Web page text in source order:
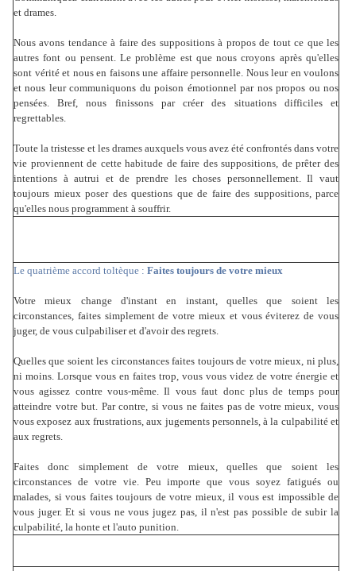
et drames.
Nous avons tendance à faire des suppositions à propos de tout ce que les
autres font ou pensent. Le problème est que nous croyons après qu'elles
sont vérité et nous en faisons une affaire personnelle. Nous leur en voulons
et nous leur communiquons du poison émotionnel par nos propos ou nos
pensées. Bref, nous finissons par créer des situations difficiles et
regrettables.
Toute la tristesse et les drames auxquels vous avez été confrontés dans votre
vie proviennent de cette habitude de faire des suppositions, de prêter des
intentions à autrui et de prendre les choses personnellement. Il vaut
toujours mieux poser des questions que de faire des suppositions, parce
qu'elles nous programment à souffrir.
Le quatrième accord toltèque : Faites toujours de votre mieux
Votre mieux change d'instant en instant, quelles que soient les
circonstances, faites simplement de votre mieux et vous éviterez de vous
juger, de vous culpabiliser et d'avoir des regrets.
Quelles que soient les circonstances faites toujours de votre mieux, ni plus,
ni moins. Lorsque vous en faites trop, vous vous videz de votre énergie et
vous agissez contre vous-même. Il vous faut donc plus de temps pour
atteindre votre but. Par contre, si vous ne faites pas de votre mieux, vous
vous exposez aux frustrations, aux jugements personnels, à la culpabilité et
aux regrets.
Faites donc simplement de votre mieux, quelles que soient les
circonstances de votre vie. Peu importe que vous soyez fatigués ou
malades, si vous faites toujours de votre mieux, il vous est impossible de
vous juger. Et si vous ne vous jugez pas, il n'est pas possible de subir la
culpabilité, la honte et l'auto punition.